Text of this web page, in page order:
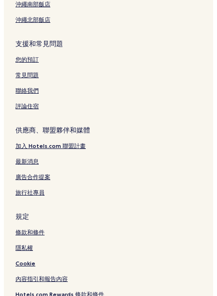
沖繩南部飯店
沖繩北部飯店
支援和常見問題
您的預訂
常見問題
聯絡我們
評論住宿
供應商、聯盟夥伴和媒體
加入 Hotels.com 聯盟計畫
最新消息
廣告合作提案
旅行社專員
規定
條款和條件
隱私權
Cookie
內容指引和報告內容
Hotels.com Rewards 條款和條件